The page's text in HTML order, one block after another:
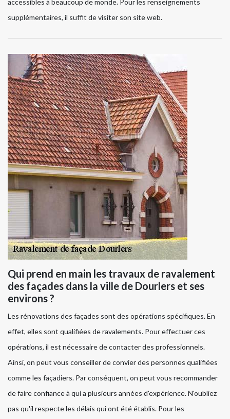
accessibles à beaucoup de monde. Pour les renseignements
supplémentaires, il suffit de visiter son site web.
Qui prend en main les travaux de ravalement
des façades dans la ville de Dourlers et ses
environs ?
Les rénovations des façades sont des opérations spécifiques. En
effet, elles sont qualifiées de ravalements. Pour effectuer ces
opérations, il est nécessaire de contacter des professionnels.
Ainsi, on peut vous conseiller de convier des personnes qualifiées
comme les façadiers. Par conséquent, on peut vous recommander
de faire confiance à qui a plusieurs années d'expérience. N'oubliez
pas qu'il respecte les délais qui ont été établis. Pour les